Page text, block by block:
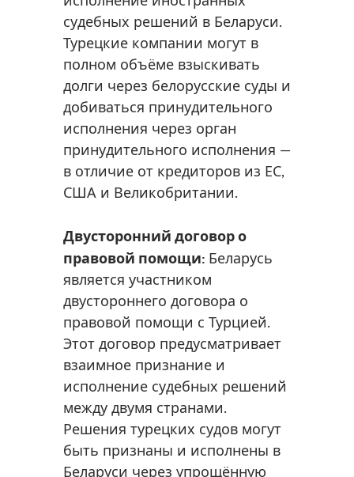
судебных решений в Беларуси.
Турецкие компании могут в
полном объёме взыскивать
долги через белорусские суды и
добиваться принудительного
исполнения через орган
принудительного исполнения —
в отличие от кредиторов из ЕС,
США и Великобритании.
Двусторонний договор о
правовой помощи: Беларусь
является участником
двустороннего договора о
правовой помощи с Турцией.
Этот договор предусматривает
взаимное признание и
исполнение судебных решений
между двумя странами.
Решения турецких судов могут
быть признаны и исполнены в
Беларуси через упрощённую